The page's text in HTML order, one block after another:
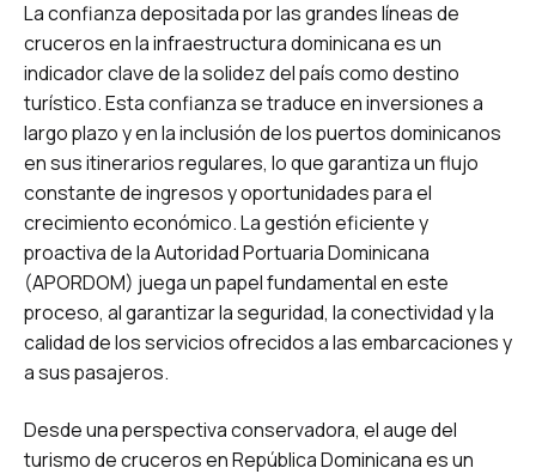
La confianza depositada por las grandes líneas de
cruceros en la infraestructura dominicana es un
indicador clave de la solidez del país como destino
turístico. Esta confianza se traduce en inversiones a
largo plazo y en la inclusión de los puertos dominicanos
en sus itinerarios regulares, lo que garantiza un flujo
constante de ingresos y oportunidades para el
crecimiento económico. La gestión eficiente y
proactiva de la Autoridad Portuaria Dominicana
(APORDOM) juega un papel fundamental en este
proceso, al garantizar la seguridad, la conectividad y la
calidad de los servicios ofrecidos a las embarcaciones y
a sus pasajeros.
Desde una perspectiva conservadora, el auge del
turismo de cruceros en República Dominicana es un